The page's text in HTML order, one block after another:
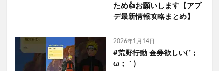
ため👍お願いします【アプ
デ最新情報攻略まとめ】
2026年1月14日
#荒野行動 金券欲しい(´；
ω；｀)